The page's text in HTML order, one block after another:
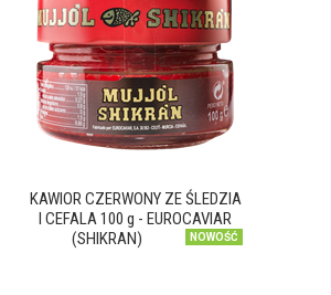
KAWIOR CZERWONY ZE ŚLEDZIA
I CEFALA 100 g - EUROCAVIAR
(SHIKRAN)
NOWOŚĆ